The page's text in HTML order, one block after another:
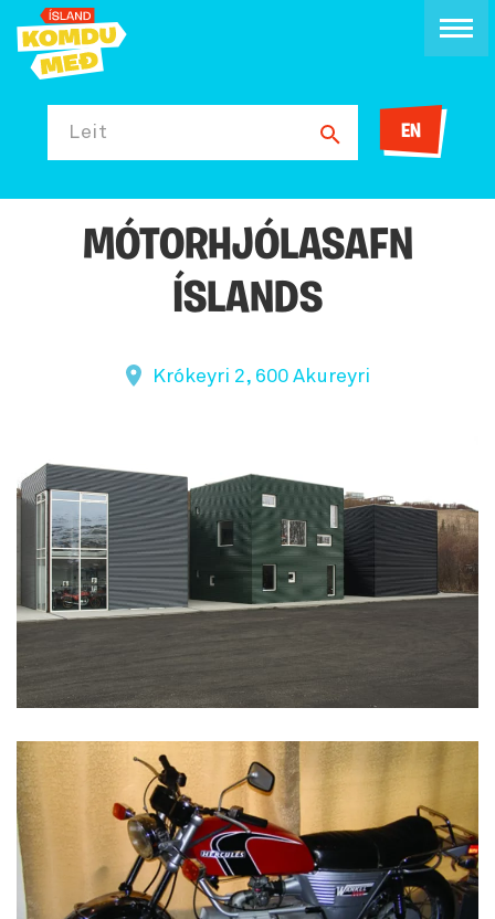
Leit EN
MÓTORHJÓLASAFN
ÍSLANDS
Krókeyri 2, 600 Akureyri